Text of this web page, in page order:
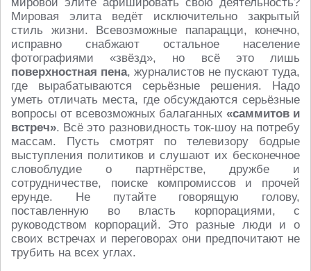
Мировая элита ведёт исключительно закрытый
стиль жизни. Всевозможные папарацци, конечно,
исправно снабжают остальное население
фотографиями «звёзд», но всё это лишь
поверхностная пена, журналистов не пускают туда,
где вырабатываются серьёзные решения. Надо
уметь отличать места, где обсуждаются серьёзные
вопросы от всевозможных балаганных «саммитов и
встреч». Всё это разновидность ток-шоу на потребу
массам. Пусть смотрят по телевизору бодрые
выступления политиков и слушают их бесконечное
словоблудие о партнёрстве, дружбе и
сотрудничестве, поиске компромиссов и прочей
ерунде. Не путайте говорящую голову,
поставленную во власть корпорациями, с
руководством корпораций. Это разные люди и о
своих встречах и переговорах они предпочитают не
трубить на всех углах.